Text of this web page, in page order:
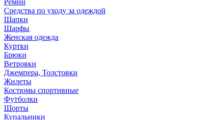
Ремни
Средства по уходу за одеждой
Шапки
Шарфы
Женская одежда
Куртки
Брюки
Ветровки
Джемпера, Толстовки
Жилеты
Костюмы спортивные
Футболки
Шорты
Купальники